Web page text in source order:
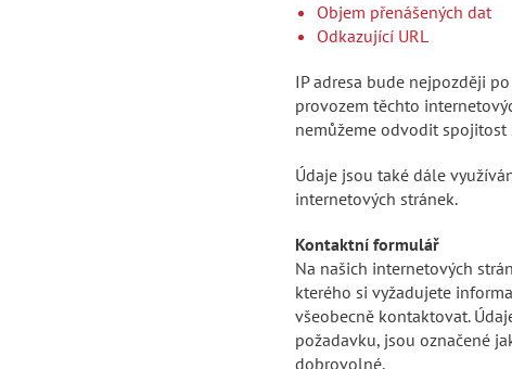
Objem přenášených dat
Odkazující URL
IP adresa bude nejpozději
provozem těchto
nemůžeme odvodit
Údaje jsou také dále
internetových stránek.
Kontaktní formulář
Na našich internetových
kterého si vyžadujete
všeobecně kontaktovat.
požadavku, jsou označené
dobrovolné.